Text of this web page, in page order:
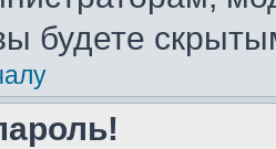
будете